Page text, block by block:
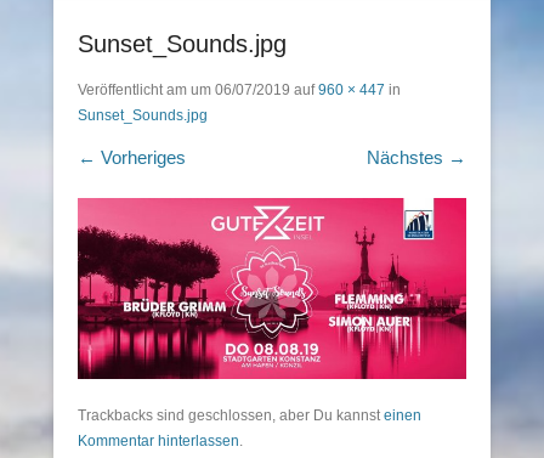
Sunset_Sounds.jpg
Veröffentlicht am um 06/07/2019 auf960 × 447 in
Sunset_Sounds.jpg
← Vorheriges Nächstes →
Trackbacks sind geschlossen, aber Du kannst einen
Kommentar hinterlassen